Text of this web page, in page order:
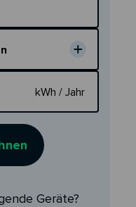
kWh / Jahr
Geräte?